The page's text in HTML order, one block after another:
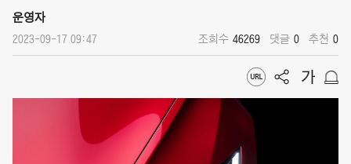
운영자
2023-09-17 09:47 조회수 46269 댓글 0 추천 0